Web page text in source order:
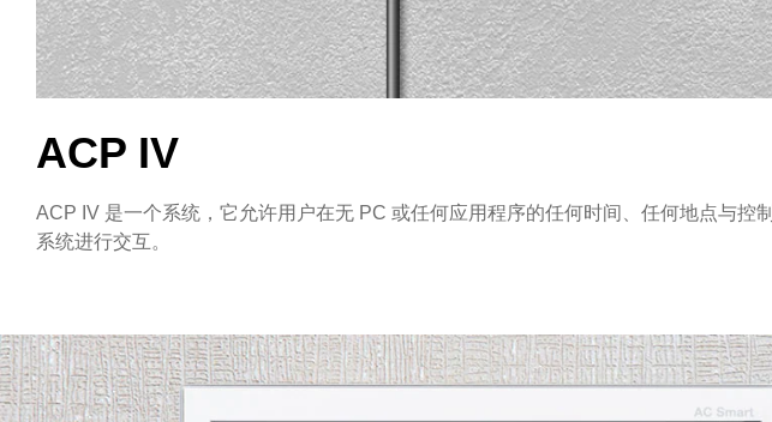
ACP IV
ACP IV 是一个系统，它允许用户在无 PC 或任何应用程序的任何时间、任何地点与控制
系统进行交互。